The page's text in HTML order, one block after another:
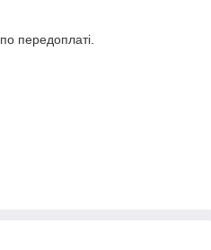
передоплаті.